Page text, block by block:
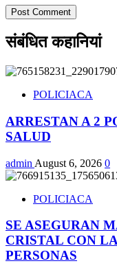
संबंधित कहानियां
POLICIACA
ARRESTAN A 2
SALUD
admin August 6, 2026 0
POLICIACA
SE ASEGURAN
CRISTAL CON
PERSONAS